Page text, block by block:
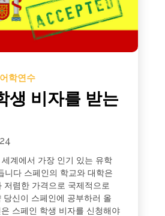
학연수
생 비자를 받는
계에서 가장 인기 있는 유학
니다 스페인의 학교와 대학은
저렴한 가격으로 국제적으로
당신이 스페인에 공부하러 올
스페인 학생 비자를 신청해야